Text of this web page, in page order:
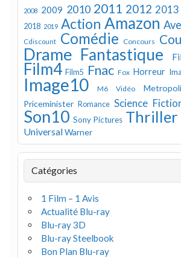
2008 2009 2010 2011 2012 2013
2018 2019 Action Amazon
Cdiscount Comédie Concours
Drame Fantastique
Film4 Film5 Fnac Fox Horreur
Image10 M6 Vidéo
Priceminister Romance Science
Son10 Sony Pictures Thriller
UniversalWarner
Catégories
1 Film – 1 Avis
Actualité Blu-ray
Blu-ray 3D
Blu-ray Steelbook
Bon Plan Blu-ray